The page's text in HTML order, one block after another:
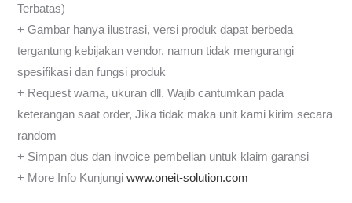
Terbatas)
+ Gambar hanya ilustrasi, versi produk dapat berbeda
tergantung kebijakan vendor, namun tidak mengurangi
spesifikasi dan fungsi produk
+ Request warna, ukuran dll. Wajib cantumkan pada
keterangan saat order, Jika tidak maka unit kami kirim secara
random
+ Simpan dus dan invoice pembelian untuk klaim garansi
+ More Info Kunjungiwww.oneit-solution.com